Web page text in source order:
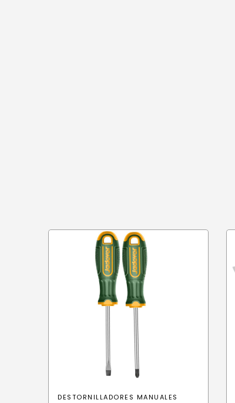
DESTORNILLADORES MANUALES